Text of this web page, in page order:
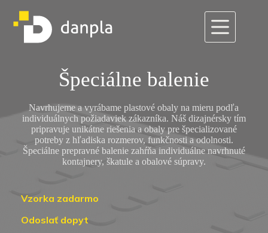
content
Špeciálne balenie
Navrhujeme a vyrábame plastové obaly na mieru podľa
individuálnych požiadaviek zákazníka. Náš dizajnérsky tím
pripravuje unikátne riešenia a obaly pre špecializované
potreby z hľadiska rozmerov, funkčnosti a odolnosti.
Špeciálne prepravné balenie zahŕňa individuálne navrhnuté
kontajnery, škatule a obalové súpravy.
Vzorka zadarmo
Odoslať dopyt